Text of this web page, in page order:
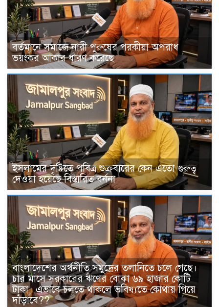
বর্তমানে সমাজে নারী পুরুষের পরকীয়া অপরাধ
ভয়ংকর আকার ধারণ করেছে
ইসলামের দৃষ্টিতে পবিত্র শুক্রবারের কেন এতো গুরুত্ব
দেওয়া হয়েছে বিস্তারিত বর্ননা
বাংলাদেশের অর্থনীতি সমুদ্রের তলানিতে চলে গেছে।
চার মাসে সরকারের ঋণের বোঝা ৬৯ হাজার কোটি
টাকা। এভাবে চলতে থাকলে ভবিষ্যতে কোথায় গিয়ে
দাঁড়াবে??